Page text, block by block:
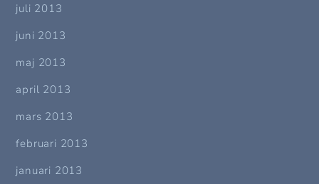
juli 2013
juni 2013
maj 2013
april 2013
mars 2013
februari 2013
januari 2013